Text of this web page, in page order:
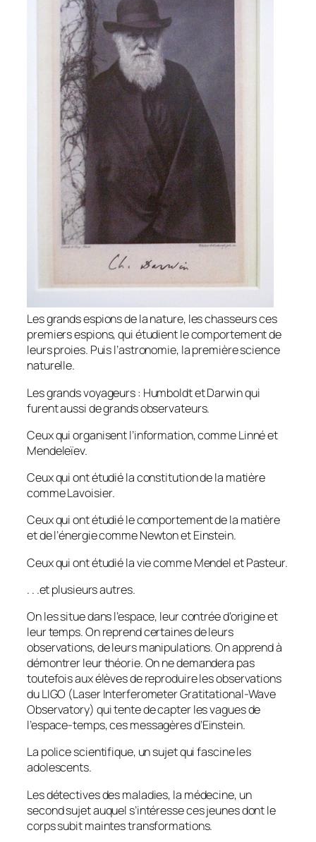
Les grands espions de la nature, les chasseurs ces
premiers espions, qui étudient le comportement de
leurs proies. Puis l’astronomie, la première science
naturelle.
Les grands voyageurs : Humboldt et Darwin qui
furent aussi de grands observateurs.
Ceux qui organisent l’information, comme Linné et
Mendeleïev.
Ceux qui ont étudié la constitution de la matière
comme Lavoisier.
Ceux qui ont étudié le comportement de la matière
et de l’énergie comme Newton et Einstein.
Ceux qui ont étudié la vie comme Mendel et Pasteur.
. . .et plusieurs autres.
On les situe dans l’espace, leur contrée d’origine et
leur temps. On reprend certaines de leurs
observations, de leurs manipulations. On apprend à
démontrer leur théorie. On ne demandera pas
toutefois aux élèves de reproduire les observations
du LIGO (Laser Interferometer Gratitational-Wave
Observatory) qui tente de capter les vagues de
l’espace-temps, ces messagères d’Einstein.
La police scientifique, un sujet qui fascine les
adolescents.
Les détectives des maladies, la médecine, un
second sujet auquel s’intéresse ces jeunes dont le
corps subit maintes transformations.